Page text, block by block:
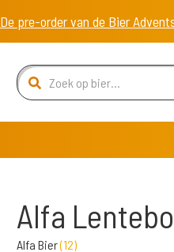
De pre-order van de Bier
Alfa
Alfa Bier(12)